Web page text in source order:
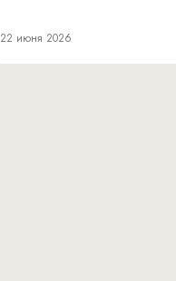
22 июня 2026